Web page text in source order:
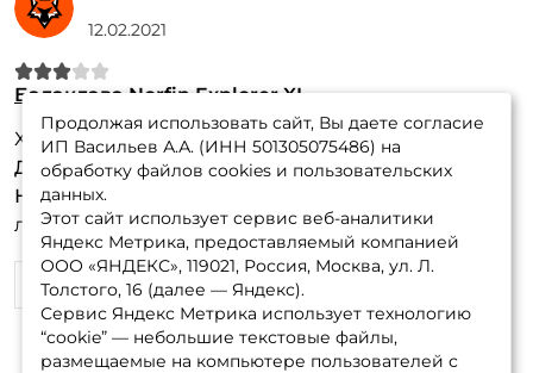
12.02.2021
Балаклава Norfin Explorer XL
Холодная, не удобная , не рекомендую!
Достоинства:Не чего
Недостатки:
лучшего
0 1
Продолжая использовать сайт, Вы даете согласие
ИП Васильев А.А. (ИНН 501305075486) на
обработку файлов cookies и пользовательских
данных.
Этот сайт использует сервис веб-аналитики
Яндекс Метрика, предоставляемый компанией
ООО «ЯНДЕКС», 119021, Россия, Москва, ул. Л.
Толстого, 16 (далее — Яндекс).
Сервис Яндекс Метрика использует технологию
“cookie” — небольшие текстовые файлы,
размещаемые на компьютере пользователей с